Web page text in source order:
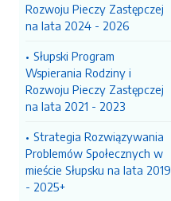
Rozwoju Pieczy Zastępczej
na lata 2024 - 2026
Słupski Program
Wspierania Rodziny i
Rozwoju Pieczy Zastępczej
na lata 2021 - 2023
Strategia Rozwiązywania
Problemów Społecznych w
mieście Słupsku na lata 2019
- 2025+